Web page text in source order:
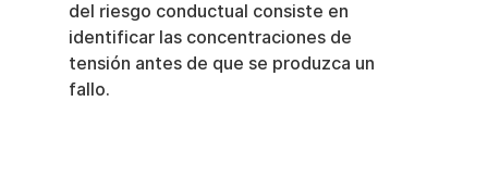
del riesgo conductual consiste en
identificar las concentraciones de
tensión antes de que se produzca un
fallo.